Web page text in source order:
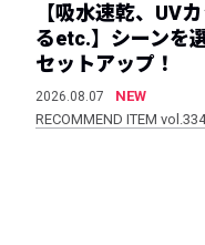
【吸水速乾、UV
るetc.】シーンを
セットアップ！
2026.08.07
NEW
RECOMMEND ITEM vol.334